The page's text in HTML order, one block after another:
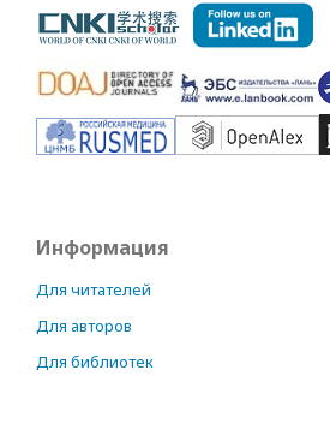
Информация
Для читателей
Для авторов
Для библиотек